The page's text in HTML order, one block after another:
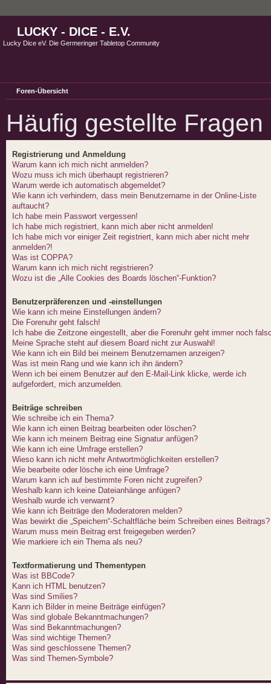
LUCKY - DICE - E.V.
Lucky Dice eV. Die Germeringer Tabletop Community
Foren-Übersicht
Häufig gestellte Fragen
Registrierung und Anmeldung
Warum kann ich mich nicht anmelden?
Wozu muss ich mich überhaupt registrieren?
Warum werde ich automatisch abgemeldet?
Wie kann ich verhindern, dass mein Benutzername in der Online-Liste
auftaucht?
Ich habe mein Passwort vergessen!
Ich habe mich registriert, kann mich aber nicht anmelden!
Ich habe mich vor einiger Zeit registriert, kann mich aber nicht mehr
anmelden?!
Was ist COPPA?
Warum kann ich mich nicht registrieren?
Wozu ist die „Alle Cookies des Boards löschen“-Funktion?
Benutzerpräferenzen und -einstellungen
Wie kann ich meine Einstellungen ändern?
Die Forenuhr geht falsch!
Ich habe die Zeitzone eingestellt, aber die Forenuhr geht immer noch
Meine Sprache steht auf diesem Board nicht zur Auswahl!
Wie kann ich ein Bild bei meinem Benutzernamen anzeigen?
Was ist mein Rang und wie kann ich ihn ändern?
Wenn ich bei einem Benutzer auf den E-Mail-Link klicke, werde ich
aufgefordert, mich anzumelden.
Beiträge schreiben
Wie schreibe ich ein Thema?
Wie kann ich einen Beitrag bearbeiten oder löschen?
Wie kann ich meinem Beitrag eine Signatur anfügen?
Wie kann ich eine Umfrage erstellen?
Wieso kann ich nicht mehr Antwortmöglichkeiten erstellen?
Wie bearbeite oder lösche ich eine Umfrage?
Warum kann ich auf bestimmte Foren nicht zugreifen?
Weshalb kann ich keine Dateianhänge anfügen?
Weshalb wurde ich verwarnt?
Wie kann ich Beiträge den Moderatoren melden?
Was bewirkt die „Speichern“-Schaltfläche beim Schreiben eines Beitrags?
Warum muss mein Beitrag erst freigegeben werden?
Wie markiere ich ein Thema als neu?
Textformatierung und Thementypen
Was ist BBCode?
Kann ich HTML benutzen?
Was sind Smilies?
Kann ich Bilder in meine Beiträge einfügen?
Was sind globale Bekanntmachungen?
Was sind Bekanntmachungen?
Was sind wichtige Themen?
Was sind geschlossene Themen?
Was sind Themen-Symbole?